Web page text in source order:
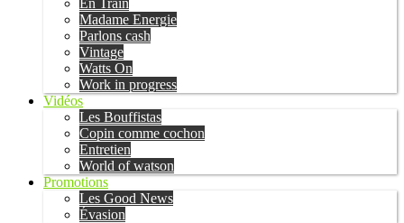
En Train
Madame Energie
Parlons cash
Vintage
Watts On
Work in progress
Vidéos
Les Bouffistas
Copin comme cochon
Entretien
World of watson
Promotions
Les Good News
Évasion